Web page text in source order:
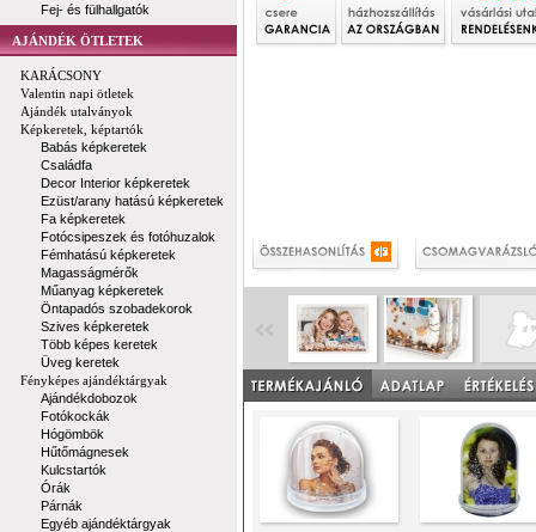
Fej- és fülhallgatók
AJÁNDÉK ÖTLETEK
KARÁCSONY
Valentin napi ötletek
Ajándék utalványok
Képkeretek, képtartók
Babás képkeretek
Családfa
Decor Interior képkeretek
Ezüst/arany hatású képkeretek
Fa képkeretek
Fotócsipeszek és fotóhuzalok
Fémhatású képkeretek
Magasságmérők
Műanyag képkeretek
Öntapadós szobadekorok
Szives képkeretek
Több képes keretek
Üveg keretek
Fényképes ajándéktárgyak
Ajándékdobozok
Fotókockák
Hógömbök
Hűtőmágnesek
Kulcstartók
Órák
Párnák
Egyéb ajándéktárgyak